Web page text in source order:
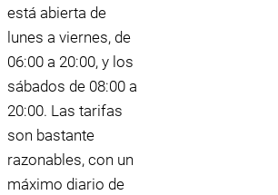
está abierta de
lunes a viernes, de
06:00 a 20:00, y los
sábados de 08:00 a
20:00. Las tarifas
son bastante
razonables, con un
máximo diario de